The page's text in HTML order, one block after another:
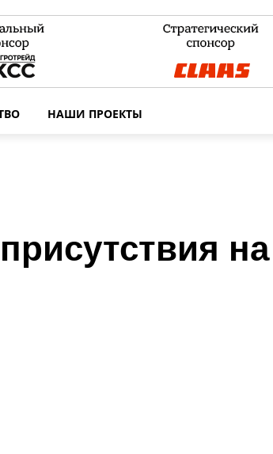
НАШИ ПРОЕКТЫ